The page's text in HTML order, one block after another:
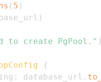
( 5 )
)
to create PgPool." )
{
: database_url .